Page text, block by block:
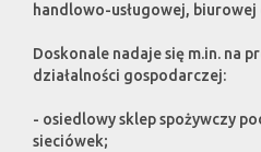
handlowo-usługowej,
Doskonale nadaje się m.in. na
działalności gospodarczej:
- osiedlowy sklep spożywczy
sieciówek;